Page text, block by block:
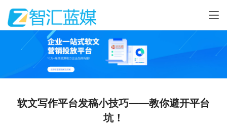
软文写作平台发稿小技巧——教你避开平台
坑！